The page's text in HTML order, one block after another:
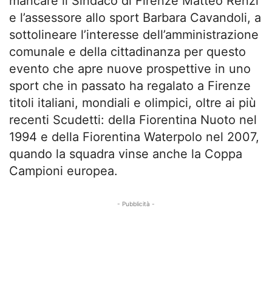
e l’assessore allo sport Barbara Cavandoli, a
sottolineare l’interesse dell’amministrazione
comunale e della cittadinanza per questo
evento che apre nuove prospettive in uno
sport che in passato ha regalato a Firenze
titoli italiani, mondiali e olimpici, oltre ai più
recenti Scudetti: della Fiorentina Nuoto nel
1994 e della Fiorentina Waterpolo nel 2007,
quando la squadra vinse anche la Coppa
Campioni europea.
- Pubblicità -